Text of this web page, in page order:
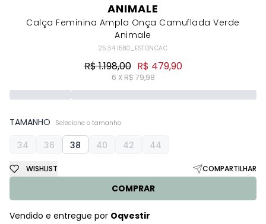
ANIMALE
Calça Feminina Ampla Onça Camuflada Verde
Animale
25.34.1580_ESTONCAC
R$ 1.198,00 R$ 479,90
6 X R$ 79,98
TAMANHO Selecione o tamanho
34 36 38 40 42 44
COMPRAR
WISHLIST COMPARTILHAR
Vendido e entregue por Oqvestir